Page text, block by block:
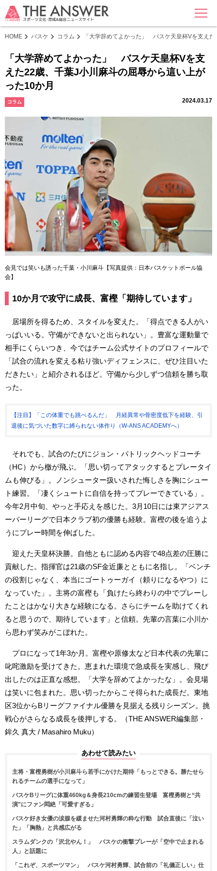
MENU
HOME バスケ コラム 「大学辞めてよかった」 バスケ天皇杯Vを支え
「大学辞めてよかった」 バスケ天皇杯Vを支
えた22歳、千葉J小川麻斗の屈辱から這い上が
った10か月
コラム 2024.03.17
会見では笑いも誘った千葉・小川麻斗【写真提供：日本バスケットボール協
会】
10か月で攻守に成長、富樫「期待しています」
居場所を得るため、スタイルを変えた。「得点できる人がい
っぱいいる。守備ができないと出られない」。豊富な運動量で
相手にくらいつき、今ではチーム公式サイトのプロフィールで
「試合の流れを変える粘り強いディフェンスに、ぜひ注目いた
だきたい」と紹介されるほど。守備から少しずつ信頼を勝ち取
った。
【注目】「この体重でも跳べるんだ」 月経異常や骨密度低下を経験、引
退後に気づいた数字に縛られない体作り（W-ANS ACADEMYへ）
それでも、試合のたびにジョン・パトリックヘッドコーチ
（HC）から檄が飛ぶ。「思い切ってアタックするとプレータイ
ムも伸びる」。ノンシューター扱いされた悔しさを胸にシュー
ト練習。「凄くシュートに自信を持ってプレーできている」。
今年2月中旬、やっと手応えを感じた。3月10日には東アジアス
ーパーリーグで日本クラブ初の優勝も経験。富樫の後を追うよ
うにプレー時間を伸ばした。
迎えた天皇杯決勝。自他ともに認める内容で48点差の圧勝に
貢献した。指揮官は21歳のSF金近廉とともに名指し。「ベンチ
の役割じゃなく、本当にゴートゥーガイ（頼りになるやつ）に
なっていた」。主将の富樫も「負けたら終わりの中でプレーし
たことはかなり大きな経験になる。さらにチームを助けてくれ
ると思うので、期待しています」と信頼。先輩の言葉に小川か
ら思わず笑みがこぼれた。
プロになって1年3か月。富樫や原修太など日本代表の先輩に
叱咤激励を受けてきた。恵まれた環境で急成長を実感し、飛び
出したのは正直な感想。「大学を辞めてよかったな」。会見場
は笑いに包まれた。思い切ったからこそ得られた成長だ。東地
区3位からBリーグファイナル優勝を見据える残りシーズン。挑
戦心がさらなる成長を後押しする。（THE ANSWER編集部・
鉾久 真大 / Masahiro Muku）
あわせて読みたい
主将・富樫勇樹が小川麻斗ら若手にかけた期待「もっとできる。勝たせら
れるチームの選手になって」
バスケBリーグに体重460kg＆身長210cmの練習生登場 富樫勇樹と“共
演”にファン悶絶「可愛すぎる」
バスケ好き女優の涙腺を緩ませた河村勇輝の粋な行動 試合直後に「泣い
た」「胸熱」と共感広がる
スラムダンクの「沢北やん！」 バスケの衝撃プレーが「空中で止まれる
人」と話題に
「これぞ、スポーツマン」 バスケ河村勇輝、試合前の「礼儀正しい」仕